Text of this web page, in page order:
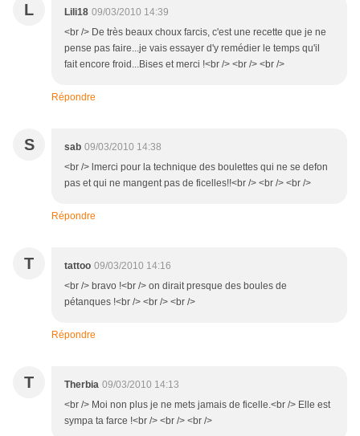
L Lili18 09/03/2010 14:39
<br /> De très beaux choux farcis, c'est une recette que je ne
pense pas faire...je vais essayer d'y remédier le temps qu'il
fait encore froid...Bises et merci !<br /> <br /> <br />
Répondre
S sab 09/03/2010 14:38
<br /> lmerci pour la technique des boulettes qui ne se defon
pas et qui ne mangent pas de ficelles!!<br /> <br /> <br />
Répondre
T tattoo 09/03/2010 14:16
<br /> bravo !<br /> on dirait presque des boules de
pétanques !<br /> <br /> <br />
Répondre
T Therbia 09/03/2010 14:13
<br /> Moi non plus je ne mets jamais de ficelle.<br /> Elle est
sympa ta farce !<br /> <br /> <br />